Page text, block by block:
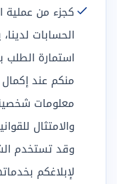
كجزء من
الحسابات
استمارة الطلب
منكم عند
معلومات
والامتثال
وقد تستخدم
لإبلاغكم